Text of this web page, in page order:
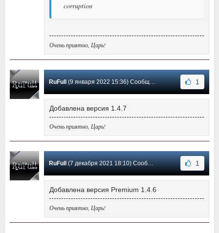
corruption
Очень приятно, Царь!
RuFull(9 января 2022 15:36) Сообщение #33 1
Добавлена версия 1.4.7
Очень приятно, Царь!
RuFull(7 декабря 2021 18:10) Сообщение #32 1
Добавлена версия Premium 1.4.6
Очень приятно, Царь!